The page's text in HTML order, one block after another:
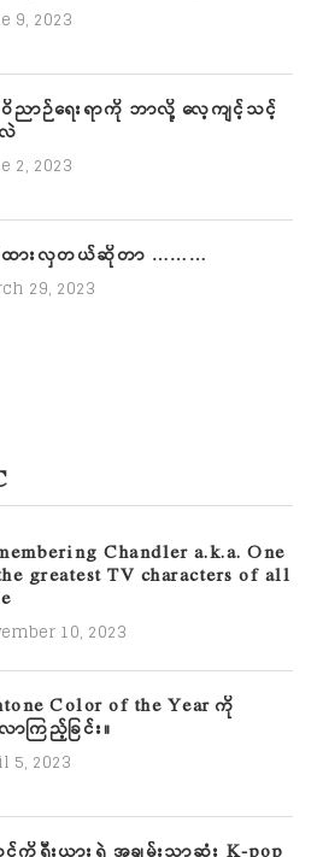
9, 2023
ညာဉ်ရေးရာကို ဘာလို့ လေ့ကျင့်သင့်
2, 2023
ားလှတယ်ဆိုတာ ………
29, 2023
Chandler a.k.a. One
greatest TV characters of all
10, 2023
Color of the Year ကို
ာကြည့်ခြင်း။
5, 2023
င်ကိုရီးယားရဲ့ အချမ်းသာဆုံး K-pop